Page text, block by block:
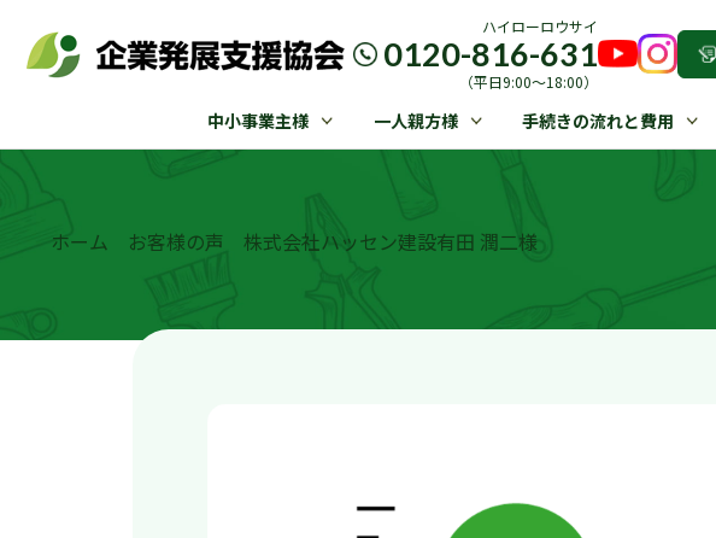
ハイローロウサイ
0120-816-631
（平日9:00〜18:00）
中小事業主様 一人親方様 手続きの流れと費用
ホーム お客様の声 株式会社ハッセン建設有田 潤二様